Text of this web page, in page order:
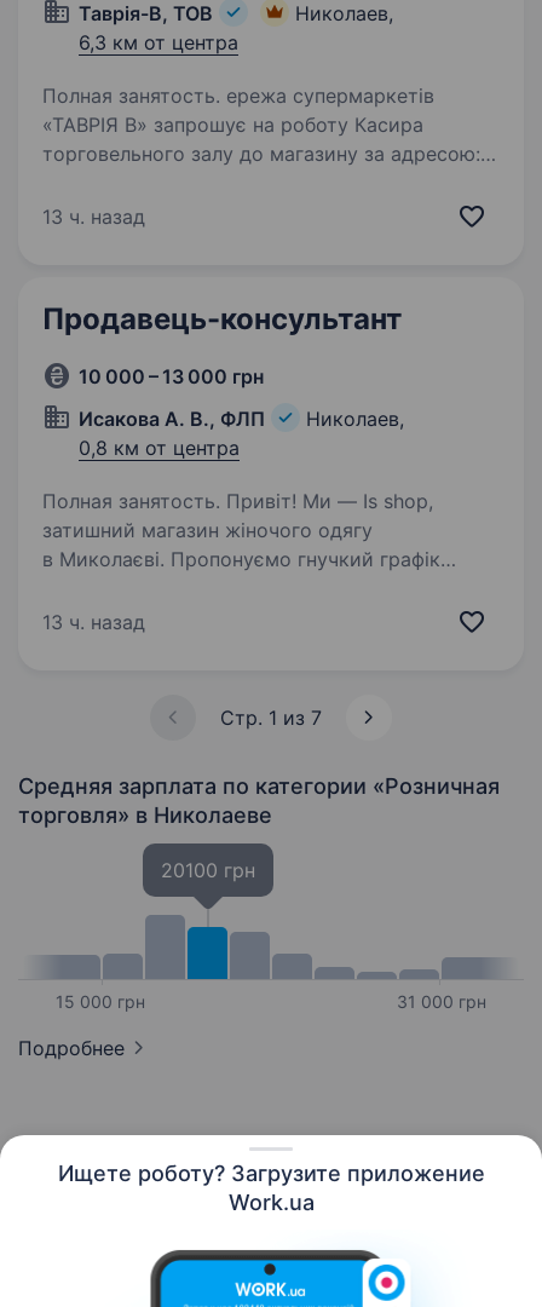
Ищете роботу? Загрузите приложение
Work.ua
Таврія-В, ТОВ
Николаев,
6,3 км от центра
Полная занятость. ережа супермаркетів
«ТАВРІЯ В» запрошує на роботу Касира
торговельного залу до магазину за адресою:
це величезна команда людей і постійно
13 ч. назад
Продавець-консультант
10 000 – 13 000 грн
Исакова А. В., ФЛП
Николаев,
0,8 км от центра
Полная занятость. Привіт! Ми — Is shop,
затишний магазин жіночого одягу
в Миколаєві. Пропонуємо гнучкий графік
ви вільні від роботи. Що ти будеш робити
13 ч. назад
Стр. 1 из 7
Средняя зарплата по категории «Розничная
торговля» в Николаеве
15 000 грн
20100 грн
31 000 грн
Подробнее